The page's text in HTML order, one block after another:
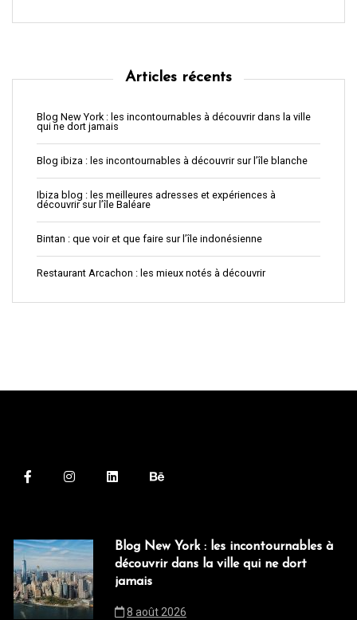
Articles récents
Blog New York : les incontournables à découvrir dans la ville
qui ne dort jamais
Blog ibiza : les incontournables à découvrir sur l’île blanche
Ibiza blog : les meilleures adresses et expériences à
découvrir sur l’île Baléare
Bintan : que voir et que faire sur l’île indonésienne
Restaurant Arcachon : les mieux notés à découvrir
Blog New York : les incontournables à
découvrir dans la ville qui ne dort
jamais
8 août 2026